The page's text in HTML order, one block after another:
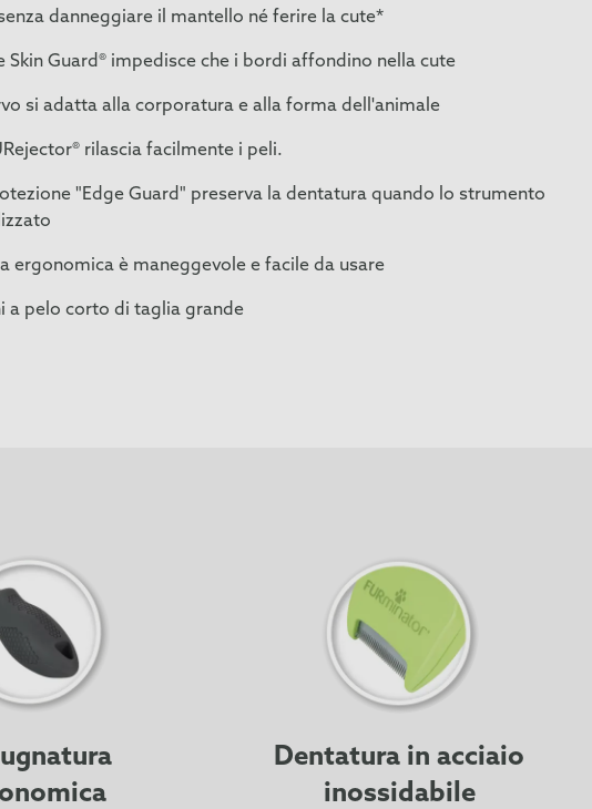
danneggiare il mantello né ferire la cute*
Skin Guard® impedisce che i bordi affondino nella cute
si adatta alla corporatura e alla forma dell'animale
rilascia facilmente i peli.
"Edge Guard" preserva la dentatura quando lo strumento
ergonomica è maneggevole e facile da usare
a pelo corto di taglia grande
Dentatura in acciaio
inossidabile